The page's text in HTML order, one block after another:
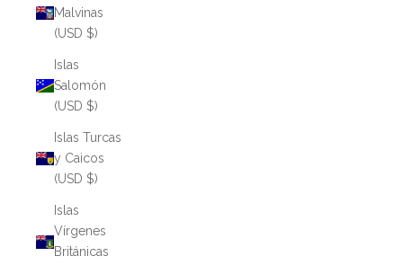
Malvinas
(USD $)
Islas
Salomón
(USD $)
Islas Turcas
y Caicos
(USD $)
Islas
Vírgenes
Británicas